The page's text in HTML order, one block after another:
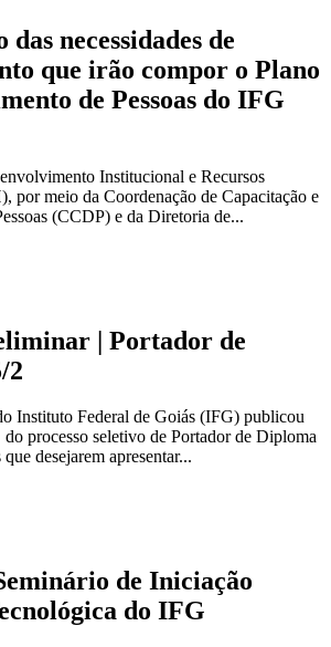
necessidades de
que irão compor o Plano
de Pessoas do IFG
Institucional e Recursos
por meio da Coordenação de Capacitação e
(CCDP) e da Diretoria de...
| Portador de
2
Instituto Federal de Goiás (IFG) publicou
processo seletivo de Portador de Diploma
desejarem apresentar...
de Iniciação
do IFG